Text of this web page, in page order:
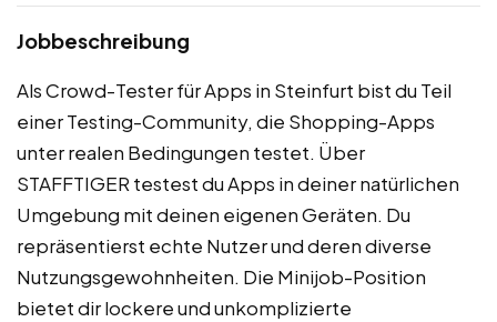
Jobbeschreibung
Als Crowd-Tester für Apps in Steinfurt bist du Teil
einer Testing-Community, die Shopping-Apps
unter realen Bedingungen testet. Über
STAFFTIGER testest du Apps in deiner natürlichen
Umgebung mit deinen eigenen Geräten. Du
repräsentierst echte Nutzer und deren diverse
Nutzungsgewohnheiten. Die Minijob-Position
bietet dir lockere und unkomplizierte